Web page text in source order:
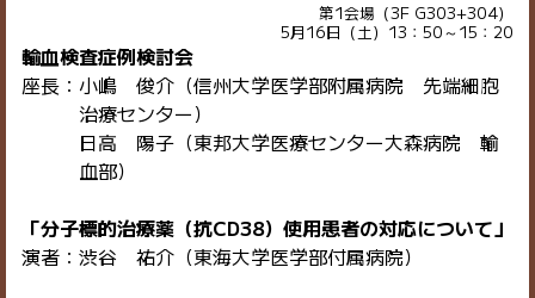
第1会場（3F G303+304）
5月16日（土）13：50～15：20
輸血検査症例検討会
座長：小嶋 俊介（信州大学医学部附属病院 先端細胞
治療センター）
日高 陽子（東邦大学医療センター大森病院 輸
血部）
「分子標的治療薬（抗CD38）使用患者の対応について」
演者：渋谷 祐介（東海大学医学部付属病院）